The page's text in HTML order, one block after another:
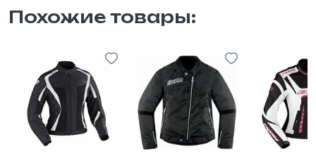
Похожие товары: